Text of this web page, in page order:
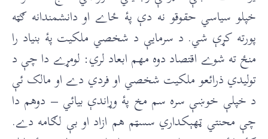
خپلو سياسي حقوقو نه دې پۀ ځاے او دانشمندانه ګټه
پورته کړې شي. د سرمايې د شخصي ملکيت پۀ بنياد را
منځ ته شوے اقتصاد دوه مهم ابعاد لري: لومړے دا چې د
توليدي ذرائعو ملکيت شخصي او فردي دے او مالک ئې
د خپلې خوښې سره سم مخ پۀ وړاندې بيائي – دوهم دا
چې محنتي ټهېکداري سسټم هم ازاد او بې لګامه دے.